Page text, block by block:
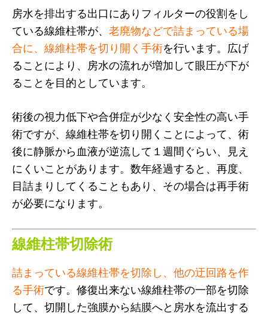
房水を排出する出口にありフィルターの役割をし
ている線維柱帯が、 老廃物などで詰まっている場
合に、線維柱帯を切り開く手術を行います。広げ
ることにより、房水の流れが増加して眼圧が下が
ることを目的としています。
術後の視力低下や合併症が少なく安全性の高い手
術ですが、線維柱帯を切り開くことによって、術
後に静脈から血液が逆流して１週間ぐらい、見え
にくいことがあります。数年経過すると、再度、
目詰まりしてくることもあり、その場合は再手術
が必要になります。
線維柱帯切除術
詰まっている線維柱帯を切除し、他の迂回路を作
る手術です。修復出来ない線維柱帯の一部を切除
して、切開した強膜から結膜へと房水を流出する